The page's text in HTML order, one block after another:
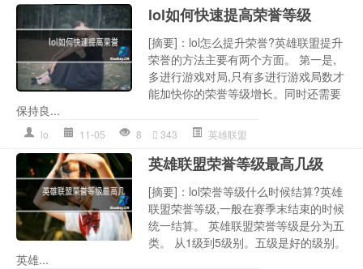
lol如何快速提高荣誉等级
[摘要]：lol怎么提升荣誉?英雄联盟提升
荣誉的方法主要有两个方面。 第一是,
多进行游戏对局,只有多进行游戏局数才
能加快你的荣誉等级增长。同时还需要
保持良...
lo 11-05 8 343 英雄联盟
英雄联盟荣誉等级最高几级
[摘要]：lol荣誉等级什么时候结算?英雄
联盟荣誉等级,一般在赛季末结束的时候
统一结算。 英雄联盟荣誉等级是分为五
类。 从1级到5级别。五级是好的级别。
英雄...